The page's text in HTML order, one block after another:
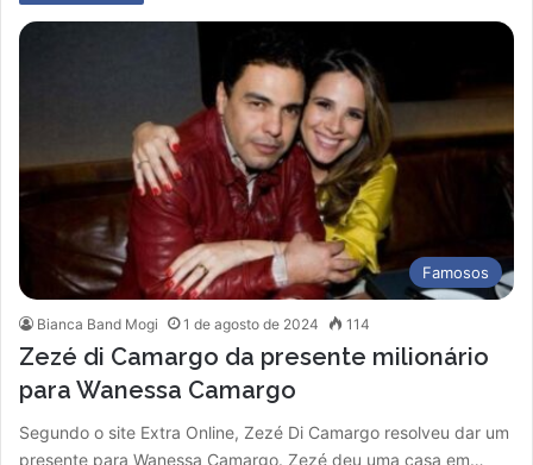
Famosos
Bianca Band Mogi 1 de agosto de 2024 114
Zezé di Camargo da presente milionário
para Wanessa Camargo
Segundo o site Extra Online, Zezé Di Camargo resolveu dar um
presente para Wanessa Camargo. Zezé deu uma casa em…